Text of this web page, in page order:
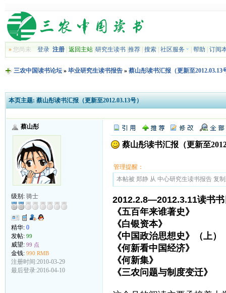
»您尚未 登录 注册| 返回主站| 研究生读书| 推荐| 搜索| 社区服务 帮助 订阅
三农中国读书论坛» 毕业研究生读书报告» 蔡山彤读书汇报（更新至2012.03.13
本页主题: 蔡山彤读书汇报（更新至2012.03.13号）
蔡山彤
级别: 骑士
精华: 0
发帖: 99
威望: 99 点
金钱: 990 RMB
注册时间:2010-03-29
最后登录:2016-04-10
蔡山彤读书汇报（更新至
管理提醒：
本帖被 郑静 从 中心研究生读书报告 复
2012.2.8—2012.3.11读书书
《五百年来谁著史
《白银资本》 贡德
《中国政治思想史》（
《何新看中国经济
《何新集》
《三农问题与制度变迁